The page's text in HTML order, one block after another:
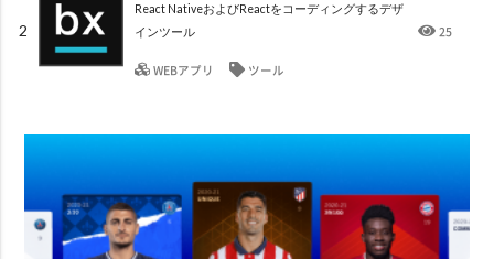
2
React NativeおよびReactをコーディングするデザ
インツール
WEBアプリ ツール
25